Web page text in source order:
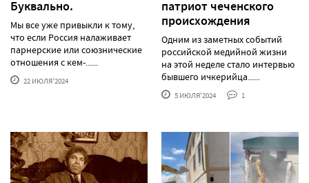
Буквально.
Мы все уже привыкли к тому,
что если Россия налаживает
парнерские или союзнические
отношения с кем-......
22 ИЮЛЯ'2024
патриот чеченского
происхождения
Одним из заметных событий
российской медийной жизни
на этой неделе стало интервью
бывшего ичкерийца......
5 ИЮЛЯ'2024 1